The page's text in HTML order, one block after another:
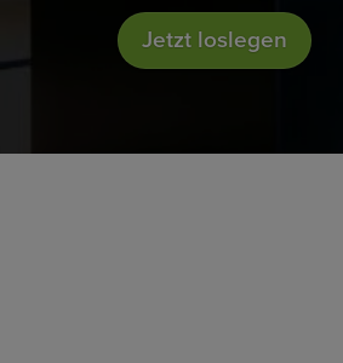
Jetzt loslegen